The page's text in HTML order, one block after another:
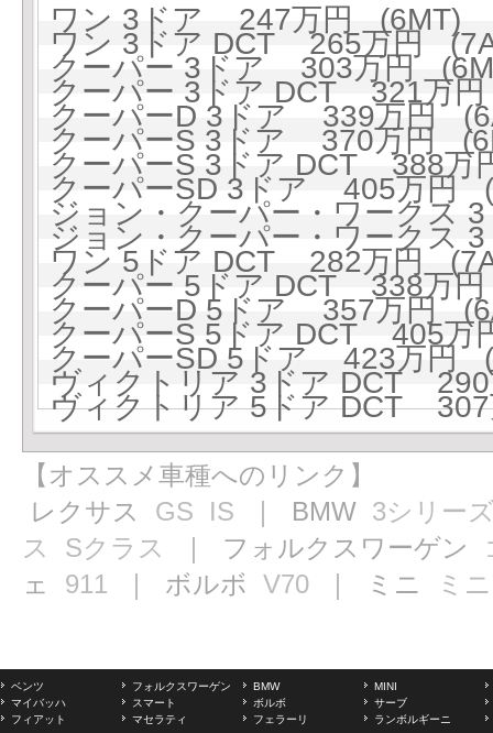
ワン 3ドア 247万円 (6MT)
ワン 3ドア DCT 265万円
クーパー 3ドア 303万円
クーパー 3ドア DCT 321万
クーパーD 3ドア 339万円
クーパーS 3ドア 370万円
クーパーS 3ドア DCT 388万
クーパーSD 3ドア 405万円
ジョン・クーパー・ワーク
ジョン・クーパー・ワーク
ワン 5ドア DCT 282万円
クーパー 5ドア DCT 338万
クーパーD 5ドア 357万円
クーパーS 5ドア DCT 405万
クーパーSD 5ドア 423万円
ヴィクトリア 3ドア DCT
ヴィクトリア 5ドア DCT
【オススメ車種へのリンク】
レクサス GS IS ｜ BMW 3シリー
ス
Sクラス ｜ フォルクスワーゲン
ェ 911 ｜ ボルボ V70 ｜ ミニ ミニ
ベンツ フォルクスワーゲン BMW
MINI
マイバッハ
スマート ボルボ
サーブ
フィアット
マセラティ フェラーリ ランボルギーニ